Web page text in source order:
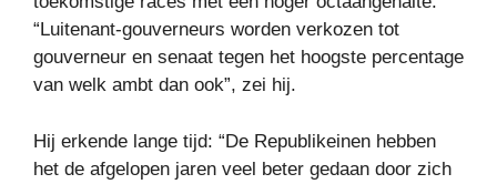
“Luitenant-gouverneurs worden verkozen tot
gouverneur en senaat tegen het hoogste percentage
van welk ambt dan ook”, zei hij.
Hij erkende lange tijd: “De Republikeinen hebben
het de afgelopen jaren veel beter gedaan door zich